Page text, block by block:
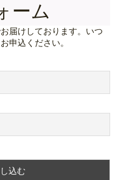
ーム
届けしております。いつ
申込ください。